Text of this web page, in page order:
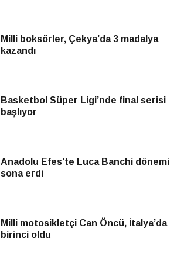
Milli boksörler, Çekya’da 3 madalya
kazandı
Basketbol Süper Ligi’nde final serisi
başlıyor
Anadolu Efes’te Luca Banchi dönemi
sona erdi
Milli motosikletçi Can Öncü, İtalya’da
birinci oldu